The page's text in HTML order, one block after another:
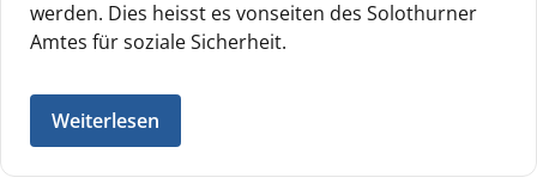
werden. Dies heisst es vonseiten des Solothurner
Amtes für soziale Sicherheit.
Weiterlesen